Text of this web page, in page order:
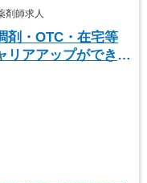
師求人
剤・OTC・在宅等
リアアップができま